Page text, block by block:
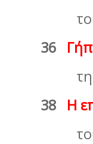
του
36
της
38 Η
του